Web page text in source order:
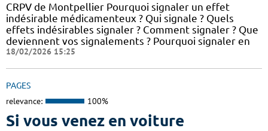
CRPV de Montpellier Pourquoi signaler un effet
indésirable médicamenteux ? Qui signale ? Quels
effets indésirables signaler ? Comment signaler ? Que
deviennent vos signalements ? Pourquoi signaler en
18/02/2026 15:25
PAGES
relevance: 100%
Si vous venez en voiture